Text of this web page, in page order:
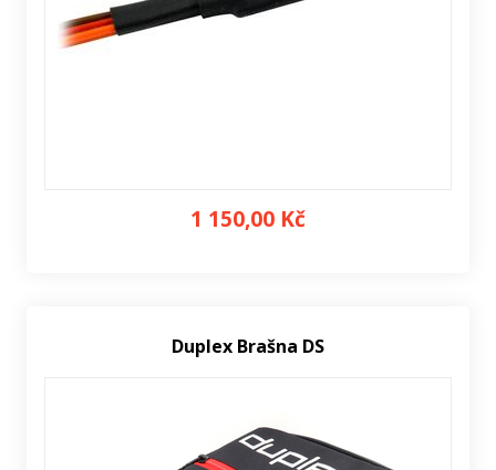
1 150,00 Kč
Duplex Brašna DS